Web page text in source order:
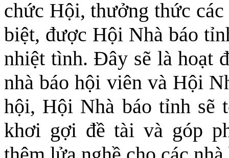
chức Hội, thưởng thức
biệt, được Hội Nhà báo
nhiệt tình. Đây sẽ là hoạt
nhà báo hội viên và Hội
hội, Hội Nhà báo tỉnh sẽ
khơi gợi đề tài và góp